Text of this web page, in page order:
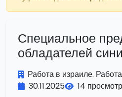
Специальное
обладателей
Работа в израиле.
30.11.2025
14